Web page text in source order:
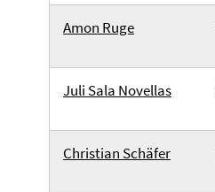
Amon Ruge
Juli Sala Novellas
Christian Schäfer